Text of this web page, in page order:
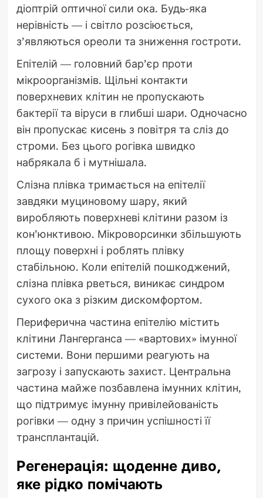
діоптрій оптичної сили ока. Будь-яка
нерівність — і світло розсіюється,
з’являються ореоли та зниження гостроти.
Епітелій — головний бар’єр проти
мікроорганізмів. Щільні контакти
поверхневих клітин не пропускають
бактерії та віруси в глибші шари. Одночасно
він пропускає кисень з повітря та сліз до
строми. Без цього рогівка швидко
набрякала б і мутнішала.
Слізна плівка тримається на епітелії
завдяки муциновому шару, який
виробляють поверхневі клітини разом із
кон’юнктивою. Мікроворсинки збільшують
площу поверхні і роблять плівку
стабільною. Коли епітелій пошкоджений,
слізна плівка рветься, виникає синдром
сухого ока з різким дискомфортом.
Периферична частина епітелію містить
клітини Лангерганса — «вартових» імунної
системи. Вони першими реагують на
загрозу і запускають захист. Центральна
частина майже позбавлена імунних клітин,
що підтримує імунну привілейованість
рогівки — одну з причин успішності її
трансплантацій.
Регенерація: щоденне диво,
яке рідко помічають